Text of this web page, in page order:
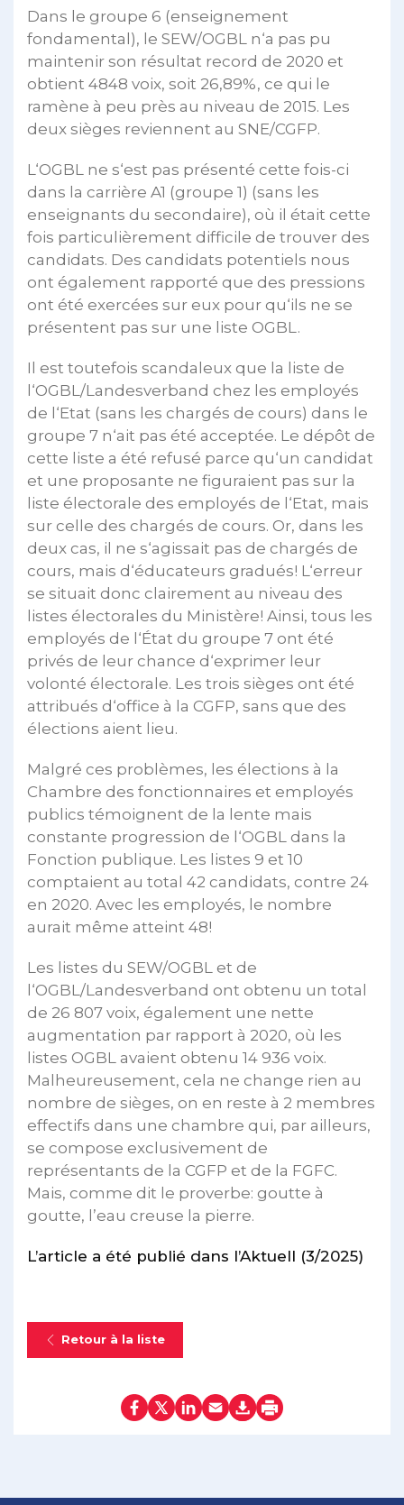
Dans le groupe 6 (enseignement
fondamental), le SEW/OGBL n‘a pas pu
maintenir son résultat record de 2020 et
obtient 4848 voix, soit 26,89%, ce qui le
ramène à peu près au niveau de 2015. Les
deux sièges reviennent au SNE/CGFP.
L‘OGBL ne s‘est pas présenté cette fois-ci
dans la carrière A1 (groupe 1) (sans les
enseignants du secondaire), où il était cette
fois particulièrement difficile de trouver des
candidats. Des candidats potentiels nous
ont également rapporté que des pressions
ont été exercées sur eux pour qu‘ils ne se
présentent pas sur une liste OGBL.
Il est toutefois scandaleux que la liste de
l‘OGBL/Landesverband chez les employés
de l‘Etat (sans les chargés de cours) dans le
groupe 7 n‘ait pas été acceptée. Le dépôt de
cette liste a été refusé parce qu‘un candidat
et une proposante ne figuraient pas sur la
liste électorale des employés de l‘Etat, mais
sur celle des chargés de cours. Or, dans les
deux cas, il ne s‘agissait pas de chargés de
cours, mais d‘éducateurs gradués! L‘erreur
se situait donc clairement au niveau des
listes électorales du Ministère! Ainsi, tous les
employés de l‘État du groupe 7 ont été
privés de leur chance d‘exprimer leur
volonté électorale. Les trois sièges ont été
attribués d‘office à la CGFP, sans que des
élections aient lieu.
Malgré ces problèmes, les élections à la
Chambre des fonctionnaires et employés
publics témoignent de la lente mais
constante progression de l‘OGBL dans la
Fonction publique. Les listes 9 et 10
comptaient au total 42 candidats, contre 24
en 2020. Avec les employés, le nombre
aurait même atteint 48!
Les listes du SEW/OGBL et de
l‘OGBL/Landesverband ont obtenu un total
de 26 807 voix, également une nette
augmentation par rapport à 2020, où les
listes OGBL avaient obtenu 14 936 voix.
Malheureusement, cela ne change rien au
nombre de sièges, on en reste à 2 membres
effectifs dans une chambre qui, par ailleurs,
se compose exclusivement de
représentants de la CGFP et de la FGFC.
Mais, comme dit le proverbe: goutte à
goutte, l’eau creuse la pierre.
L’article a été publié dans l’Aktuell (3/2025)
Retour à la liste